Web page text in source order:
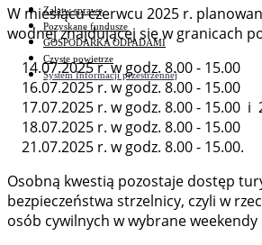
Załatw sprawę
Pozyskane fundusze
GOSPODARKA ODPADAMI
Czyste powietrze
System Informacji przestrzennej
W miesiącu czerwcu 2025 r.
wodnej znajdującej się w granicach
14.07.2025 r. w godz. 8.00 - 15.00
16.07.2025 r. w godz. 8.00 - 15.00
17.07.2025 r. w godz. 8.00 - 15.00 i
18.07.2025 r. w godz. 8.00 - 15.00
21.07.2025 r. w godz. 8.00 - 15.00.
Osobną kwestią pozostaje dostęp
bezpieczeństwa strzelnicy, czyli w
osób cywilnych w wybrane